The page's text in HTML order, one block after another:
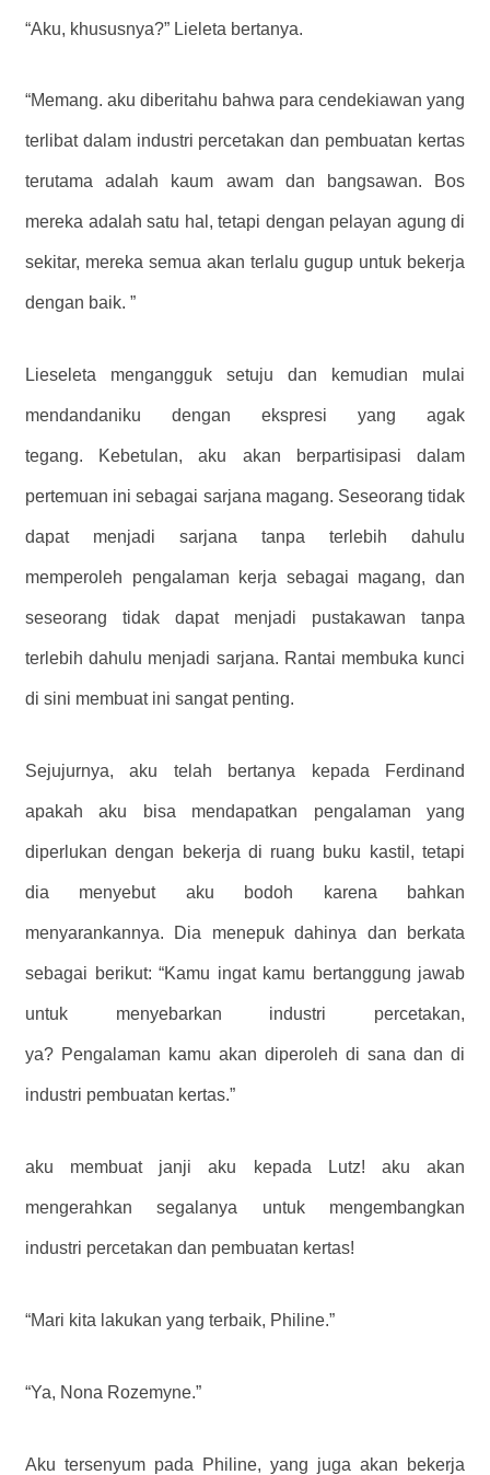
“Aku, khususnya?” Lieleta bertanya.
“Memang. aku diberitahu bahwa para cendekiawan yang
terlibat dalam industri percetakan dan pembuatan kertas
terutama adalah kaum awam dan bangsawan. Bos
mereka adalah satu hal, tetapi dengan pelayan agung di
sekitar, mereka semua akan terlalu gugup untuk bekerja
dengan baik. ”
Lieseleta mengangguk setuju dan kemudian mulai
mendandaniku dengan ekspresi yang agak
tegang. Kebetulan, aku akan berpartisipasi dalam
pertemuan ini sebagai sarjana magang. Seseorang tidak
dapat menjadi sarjana tanpa terlebih dahulu
memperoleh pengalaman kerja sebagai magang, dan
seseorang tidak dapat menjadi pustakawan tanpa
terlebih dahulu menjadi sarjana. Rantai membuka kunci
di sini membuat ini sangat penting.
Sejujurnya, aku telah bertanya kepada Ferdinand
apakah aku bisa mendapatkan pengalaman yang
diperlukan dengan bekerja di ruang buku kastil, tetapi
dia menyebut aku bodoh karena bahkan
menyarankannya. Dia menepuk dahinya dan berkata
sebagai berikut: “Kamu ingat kamu bertanggung jawab
untuk menyebarkan industri percetakan,
ya? Pengalaman kamu akan diperoleh di sana dan di
industri pembuatan kertas.”
aku membuat janji aku kepada Lutz! aku akan
mengerahkan segalanya untuk mengembangkan
industri percetakan dan pembuatan kertas!
“Mari kita lakukan yang terbaik, Philine.”
“Ya, Nona Rozemyne.”
Aku tersenyum pada Philine, yang juga akan bekerja